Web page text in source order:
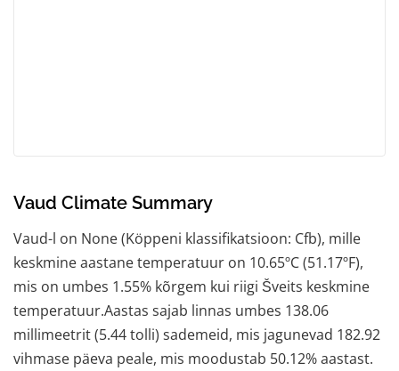
Vaud Climate Summary
Vaud-l on None (Köppeni klassifikatsioon: Cfb), mille
keskmine aastane temperatuur on 10.65ºC (51.17ºF),
mis on umbes 1.55% kõrgem kui riigi Šveits keskmine
temperatuur.Aastas sajab linnas umbes 138.06
millimeetrit (5.44 tolli) sademeid, mis jagunevad 182.92
vihmase päeva peale, mis moodustab 50.12% aastast.